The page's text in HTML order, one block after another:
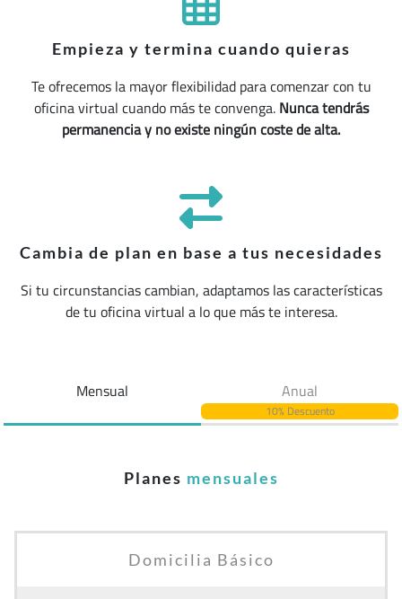
Empieza y termina cuando quieras
Te ofrecemos la mayor flexibilidad para comenzar con tu
oficina virtual cuando más te convenga.Nunca tendrás
permanencia y no existe ningún coste de alta.
Cambia de plan en base a tus necesidades
Si tu circunstancias cambian, adaptamos las características
de tu oficina virtual a lo que más te interesa.
Mensual Anual
10% Descuento
Planes mensuales
Domicilia Básico